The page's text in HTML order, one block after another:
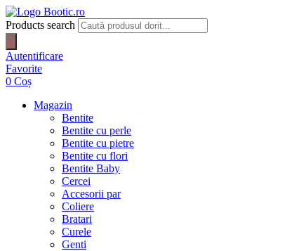
Products search
Autentificare
Favorite
0 Coș
Magazin
Bentite
Bentite cu perle
Bentite cu pietre
Bentite cu flori
Bentite Baby
Cercei
Accesorii par
Coliere
Bratari
Curele
Genti